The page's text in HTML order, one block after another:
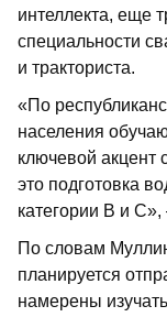
интеллекта, еще
специальности
и тракториста.
«По
населения
ключевой акцент
это подготовка
категории B и
По словам
планируется
намерены